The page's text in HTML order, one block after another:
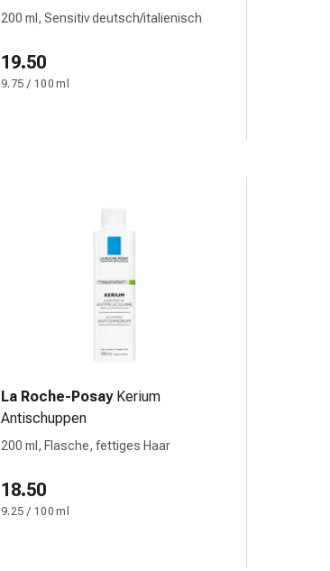
200 ml, Sensitiv deutsch/italienisch
19.50
9.75 / 100 ml
La Roche-Posay Kerium
Antischuppen
200 ml, Flasche, fettiges Haar
18.50
9.25 / 100 ml